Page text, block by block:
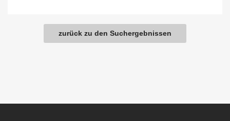
zurück zu den Suchergebnissen